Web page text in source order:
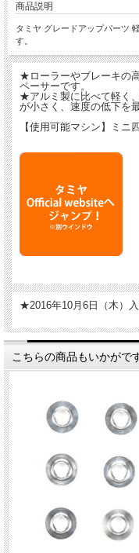
商品説明
タミヤ グレードアップパーツ
す。
★ローラーやブレーキの
ペーサーです。
★アルミ製に比べて軽く
が小さく、速度の低下を
【使用可能マシン】ミニ
★2016年10月6日（木）
こちらの商品もいかがで